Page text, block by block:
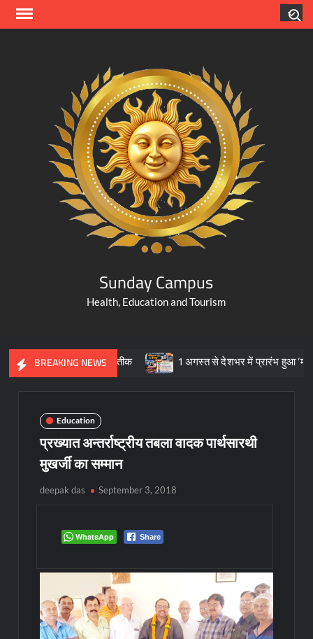
Skip
Sunday Campus
Health, Education and Tourism
BREAKING NEWS
विरासत का प्रतीक 1 अगस्त से देशभर में प्रारंभ हुआ ’मीडियेशन फॉर
Education
प्रख्यात अन्तर्राष्ट्रीय तबला वादक पार्थसारथी
मुखर्जी का सम्मान
deepak das September 3, 2018
WhatsApp Share